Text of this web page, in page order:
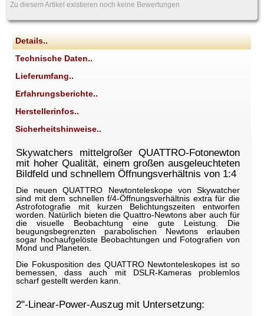
Zu diesem Artikel existieren noch keine Bewertungen
Details..
Technische Daten..
Lieferumfang..
Erfahrungsberichte..
Herstellerinfos..
Sicherheitshinweise..
Skywatchers mittelgroßer QUATTRO-Fotonewton
mit hoher Qualität, einem großen ausgeleuchteten
Bildfeld und schnellem Öffnungsverhältnis von 1:4
Die neuen QUATTRO Newtonteleskope von Skywatcher
sind mit dem schnellen f/4-Öffnungsverhältnis extra für die
Astrofotografie mit kurzen Belichtungszeiten entworfen
worden. Natürlich bieten die Quattro-Newtons aber auch für
die visuelle Beobachtung eine gute Leistung. Die
beugungsbegrenzten parabolischen Newtons erlauben
sogar hochaufgelöste Beobachtungen und Fotografien von
Mond und Planeten.
Die Fokusposition des QUATTRO Newtonteleskopes ist so
bemessen, dass auch mit DSLR-Kameras problemlos
scharf gestellt werden kann.
2"-Linear-Power-Auszug mit Untersetzung: